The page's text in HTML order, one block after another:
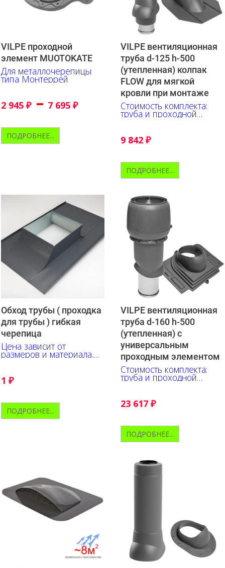
VILPE проходной
элемент MUOTOKATE
Для металлочерепицы
типа Монтеррей
2 945 ₽ – 7 695 ₽
ПОДРОБНЕЕ...
VILPE вентиляционная
труба d-125 h-500
(утепленная) колпак
FLOW для мягкой
кровли при монтаже
Стоимость комплекта:
труба и проходной
9 842 ₽
ПОДРОБНЕЕ...
Обход трубы ( проходка
для трубы ) гибкая
черепица
Цена зависит от
размеров и материала.
1 ₽
ПОДРОБНЕЕ...
VILPE вентиляционная
труба d-160 h-500
(утепленная) с
универсальным
проходным элементом
Стоимость комплекта:
труба и проходной
23 617 ₽
ПОДРОБНЕЕ...